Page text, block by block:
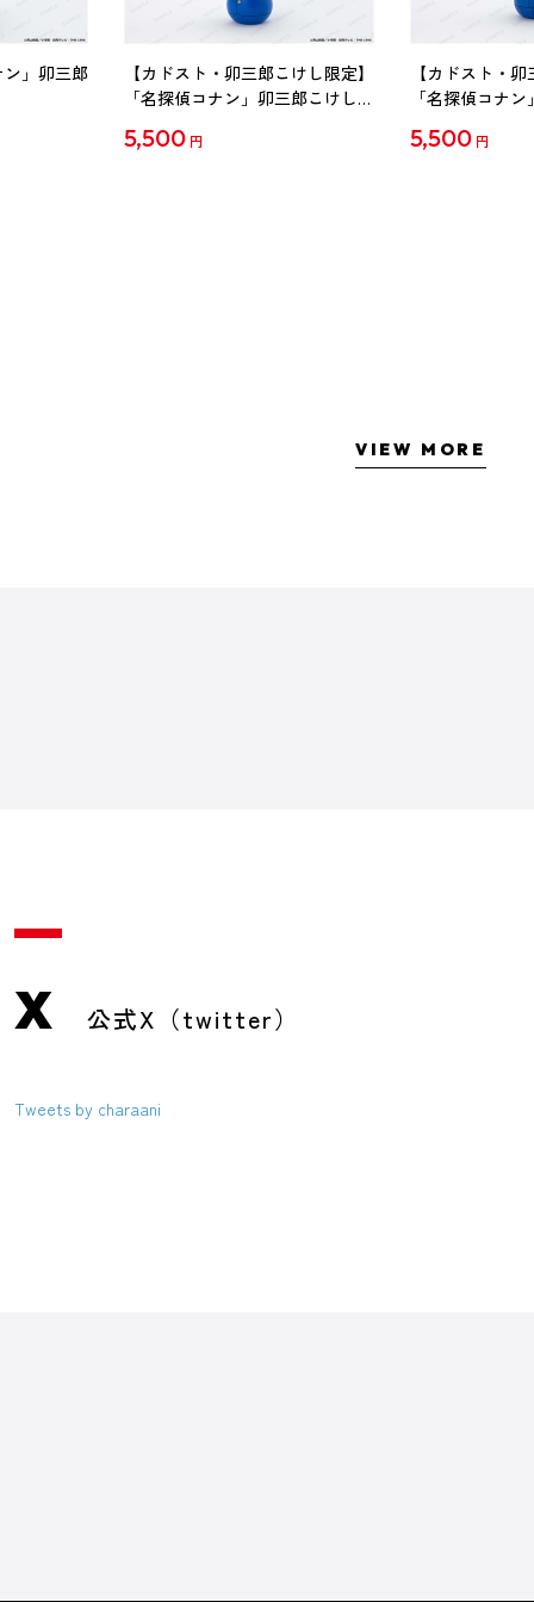
」卯三郎
【カドスト・卯三郎こけし限定】
「名探偵コナン」卯三郎こけし
5,500 円
【カドスト・
「名探偵コナ
5,500 円
VIEW MORE
X 公式X（twitter）
Tweets by charaani